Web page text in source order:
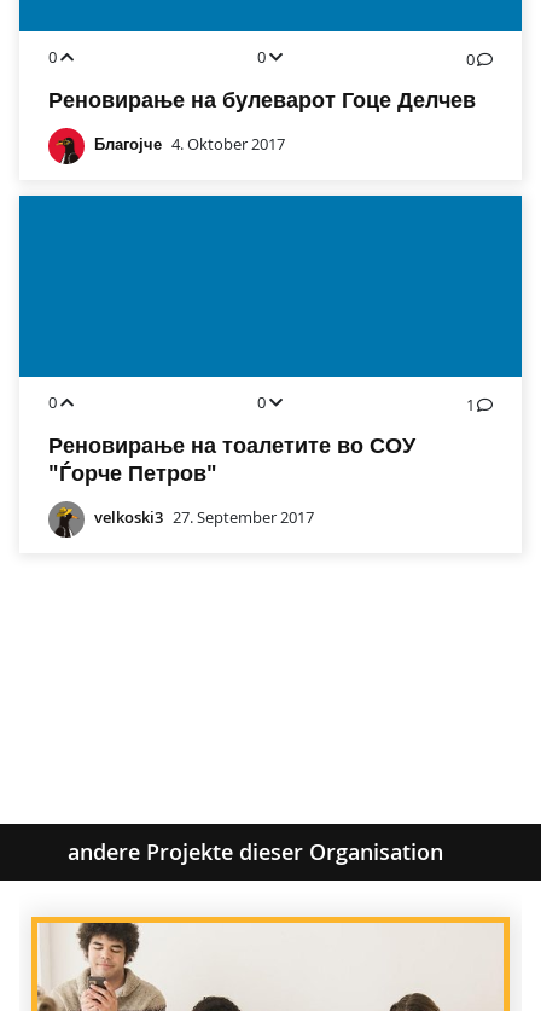
0 0 0
Реновирање на булеварот Гоце Делчев
Благојче 4. Oktober 2017
0 0 1
Реновирање на тоалетите во СОУ
"Ѓорче Петров"
velkoski3 27. September 2017
andere Projekte dieser Organisation